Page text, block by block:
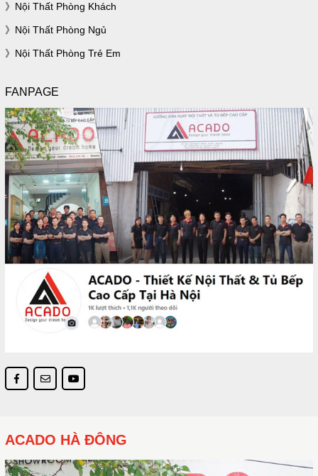
Nội Thất Phòng Khách
Nội Thất Phòng Ngủ
Nội Thất Phòng Trẻ Em
FANPAGE
ACADO HÀ ĐÔNG